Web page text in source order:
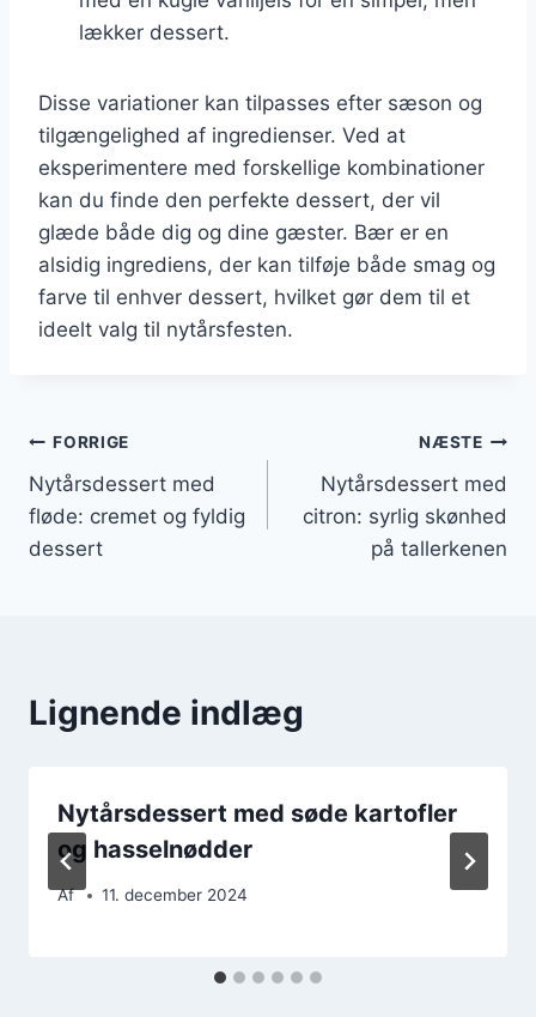
lækker dessert.
Disse variationer kan tilpasses efter sæson og
tilgængelighed af ingredienser. Ved at
eksperimentere med forskellige kombinationer
kan du finde den perfekte dessert, der vil
glæde både dig og dine gæster. Bær er en
alsidig ingrediens, der kan tilføje både smag og
farve til enhver dessert, hvilket gør dem til et
ideelt valg til nytårsfesten.
Indlægsnavigation
FORRIGE
Nytårsdessert med
fløde: cremet og fyldig
dessert
NÆSTE
Nytårsdessert med
citron: syrlig skønhed
på tallerkenen
Lignende indlæg
Nytårsdessert med søde kartofler
og hasselnødder
Af 11. december 2024